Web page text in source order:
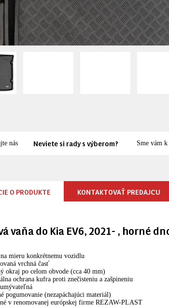
Neviete si rady s výberom? Sme vám
O PRODUKTE KONTAKTOVAŤ PREDAJCU
vaňa do Kia EV6, 2021- , horné
na mieru konkrétnemu vozidlu
vrchná časť
okraj po celom obvode (cca 40 mm)
ochrana kufra proti znečisteniu a zašpineniu
pogumovanie (nezapáchajúci materiál)
v renomovanej európskej firme REZAW-PLAST